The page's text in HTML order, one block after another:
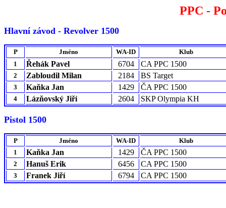
PPC -
Hlavní závod - Revolver 1500
P Jméno WA-ID
Klub
1
Řehák Pavel 6704 CA PPC 1500
2 Zabloudil Milan 2184 BS Target
3 Kaňka Jan 1429 ČA PPC 1500
4 Lázňovský Jiří 2604 SKP Olympia KH
Pistol 1500
P Jméno WA-ID
Klub
1
Kaňka Jan 1429 ČA PPC 1500
2 Hanuš Erik 6456 CA PPC 1500
3 Franek Jiří 6794 CA PPC 1500